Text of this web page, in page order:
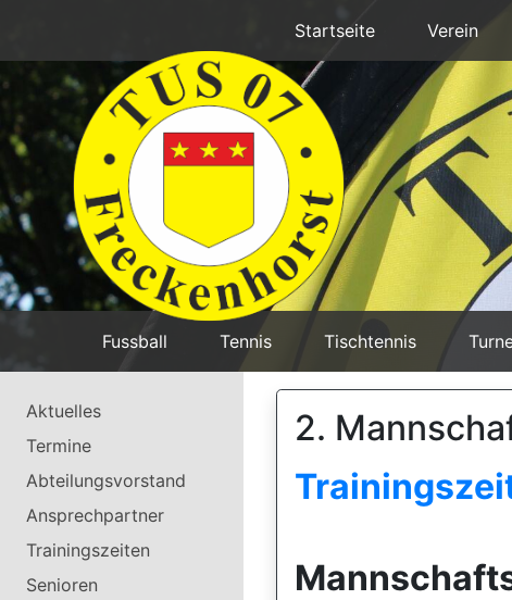
Startseite Verein
Fussball Tennis Tischtennis
Aktuelles
Termine
Abteilungsvorstand
Ansprechpartner
Trainingszeiten
Senioren
2.